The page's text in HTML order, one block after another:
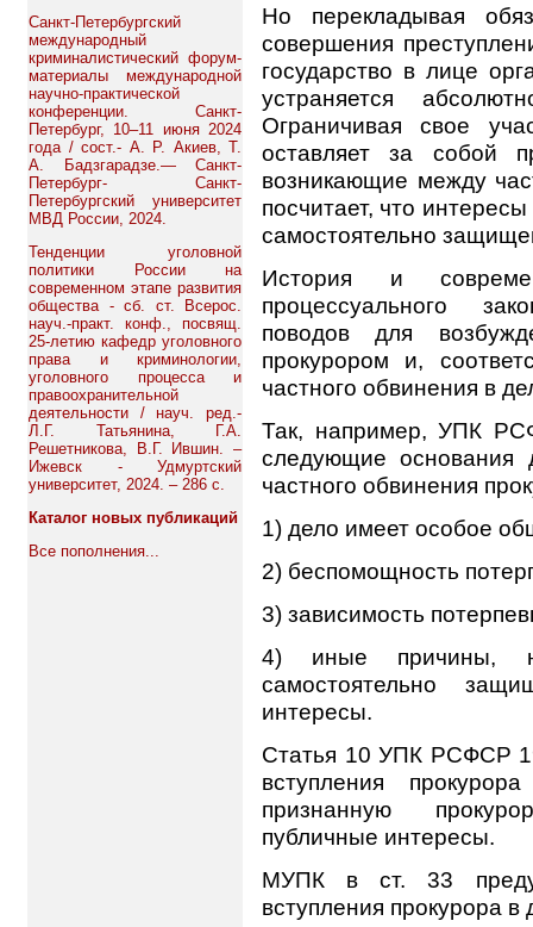
Санкт-Петербургский
международный
криминалистический форум-
материалы международной
научно-практической
конференции. Санкт-
Петербург, 10–11 июня 2024
года / сост.- А. Р. Акиев, Т.
А. Бадзгарадзе.— Санкт-
Петербург- Санкт-
Петербургский университет
МВД России, 2024.
Тенденции уголовной
политики России на
современном этапе развития
общества - сб. ст. Всерос.
науч.-практ. конф., посвящ.
25-летию кафедр уголовного
права и криминологии,
уголовного процесса и
правоохранительной
деятельности / науч. ред.-
Л.Г. Татьянина, Г.А.
Решетникова, В.Г. Ившин. –
Ижевск - Удмуртский
университет, 2024. – 286 с.
Каталог новых публикаций
Все пополнения...
Но перекладывая
совершения
государство в лице
устраняется
Ограничивая свое
оставляет за собой
возникающие между
посчитает, что
самостоятельно
История и
процессуального
поводов для
прокурором и,
частного обвинения в
Так, например, УПК
следующие основания
частного обвинения
1) дело имеет особое
2) беспомощность
3) зависимость
4) иные причины,
самостоятельно
интересы.
Статья 10 УПК РСФСР
вступления
признанную
публичные интересы.
МУПК в ст. 33
вступления прокурора в